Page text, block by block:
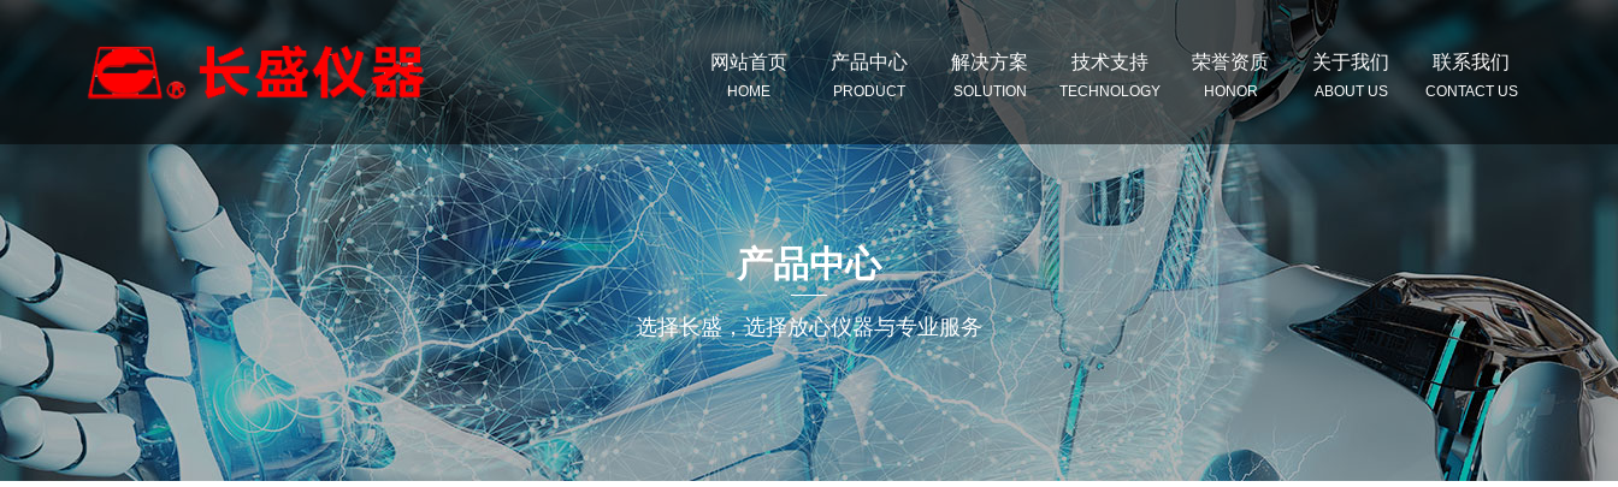
网站首页
HOME
产品中心
PRODUCT
解决方案
SOLUTION
技术支持
TECHNOLOGY
荣誉资质
HONOR
关于我们
ABOUT US
联系我们
CONTACT US
产品中心
选择长盛，选择放心仪器与专业服务